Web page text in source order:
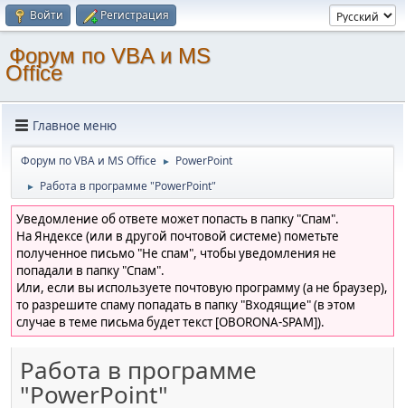
Войти Регистрация
Форум по VBA и MS
Office
Главное меню
Форум по VBA и MS Office ► PowerPoint
► Работа в программе "PowerPoint"
Уведомление об ответе может попасть в папку "Спам".
На Яндексе (или в другой почтовой системе) пометьте
полученное письмо "Не спам", чтобы уведомления не
попадали в папку "Спам".
Или, если вы используете почтовую программу (а не браузер),
то разрешите спаму попадать в папку "Входящие" (в этом
случае в теме письма будет текст [OBORONA-SPAM]).
Работа в программе
"PowerPoint"